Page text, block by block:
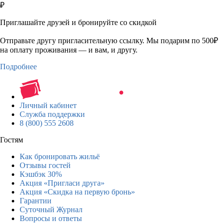
₽
Приглашайте друзей и бронируйте со скидкой
Отправьте другу пригласительную ссылку. Мы подарим по 500₽
на оплату проживания — и вам, и другу.
Подробнее
Личный кабинет
Служба поддержки
8 (800) 555 2608
Гостям
Как бронировать жильё
Отзывы гостей
Кэшбэк 30%
Акция «Пригласи друга»
Акция «Скидка на первую бронь»
Гарантии
Суточный Журнал
Вопросы и ответы